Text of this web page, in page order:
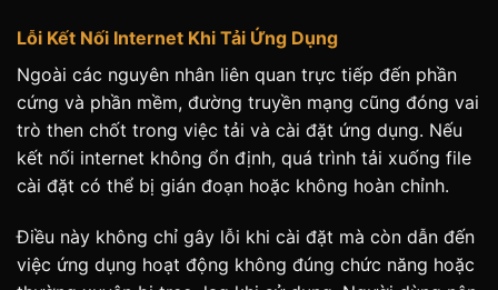
Lỗi Kết Nối Internet Khi Tải Ứng Dụng
Ngoài các nguyên nhân liên quan trực tiếp đến phần
cứng và phần mềm, đường truyền mạng cũng đóng vai
trò then chốt trong việc tải và cài đặt ứng dụng. Nếu
kết nối internet không ổn định, quá trình tải xuống file
cài đặt có thể bị gián đoạn hoặc không hoàn chỉnh.
Điều này không chỉ gây lỗi khi cài đặt mà còn dẫn đến
việc ứng dụng hoạt động không đúng chức năng hoặc